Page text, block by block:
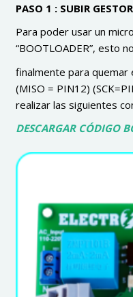
PASO 1 : SUBIR
Para poder usar un
“BOOTLOADER”, esto
finalmente para quemar
(MISO = PIN12)
realizar las siguientes
DESCARGAR CÓDIGO